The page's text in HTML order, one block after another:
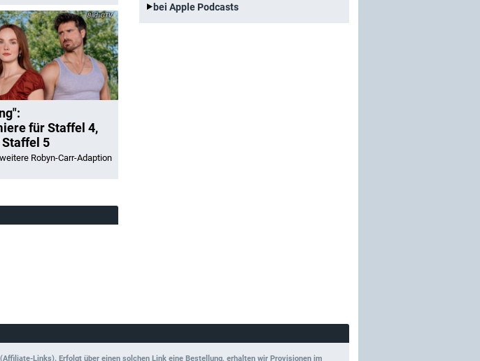
CTV
für Staffel 4,
5
Robyn-Carr-Adaption
bei Apple Podcasts
Links). Erfolgt über einen solchen Link eine Bestellung, erhalten wir Provisionen im